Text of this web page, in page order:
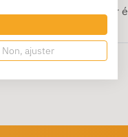
Fermeture par
Non, ajuster